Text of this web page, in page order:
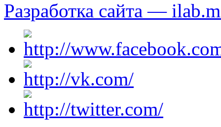
Разработка сайта —